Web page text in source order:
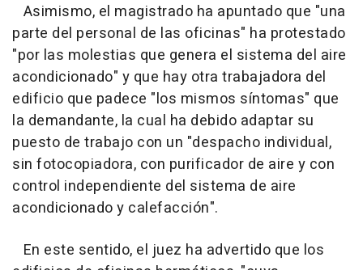
Asimismo, el magistrado ha apuntado que "una
parte del personal de las oficinas" ha protestado
"por las molestias que genera el sistema del aire
acondicionado" y que hay otra trabajadora del
edificio que padece "los mismos síntomas" que
la demandante, la cual ha debido adaptar su
puesto de trabajo con un "despacho individual,
sin fotocopiadora, con purificador de aire y con
control independiente del sistema de aire
acondicionado y calefacción".
En este sentido, el juez ha advertido que los